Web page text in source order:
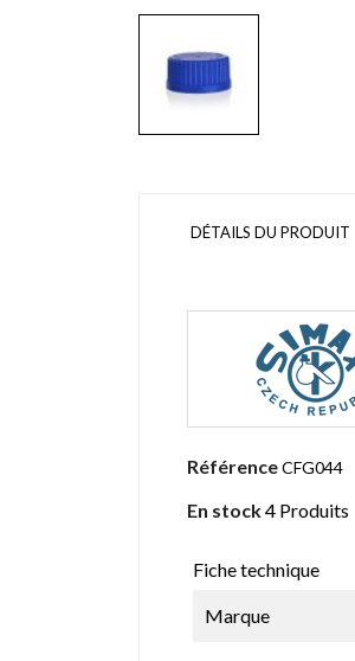
DÉTAILS DU PRODUIT
RéférenceCFG044
En stock4 Produits
Fiche technique
Marque